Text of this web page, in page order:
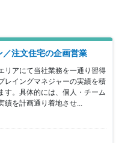
／注文住宅の企画営業
リアにて当社業務を一通り習得
レイングマネジャーの実績を積
す。具体的には、個人・チーム
績を計画通り着地させ...